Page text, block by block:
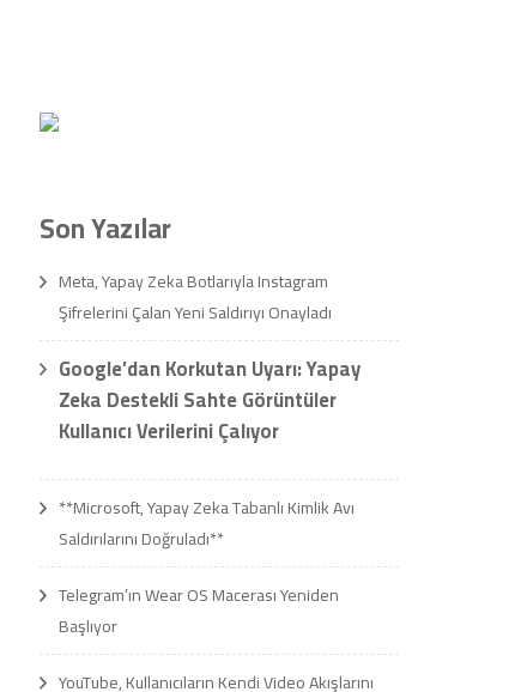
Son Yazılar
Meta, Yapay Zeka Botlarıyla Instagram
Şifrelerini Çalan Yeni Saldırıyı Onayladı
Google’dan Korkutan Uyarı: Yapay
Zeka Destekli Sahte Görüntüler
Kullanıcı Verilerini Çalıyor
**Microsoft, Yapay Zeka Tabanlı Kimlik Avı
Saldırılarını Doğruladı**
Telegram’ın Wear OS Macerası Yeniden
Başlıyor
YouTube, Kullanıcıların Kendi Video Akışlarını